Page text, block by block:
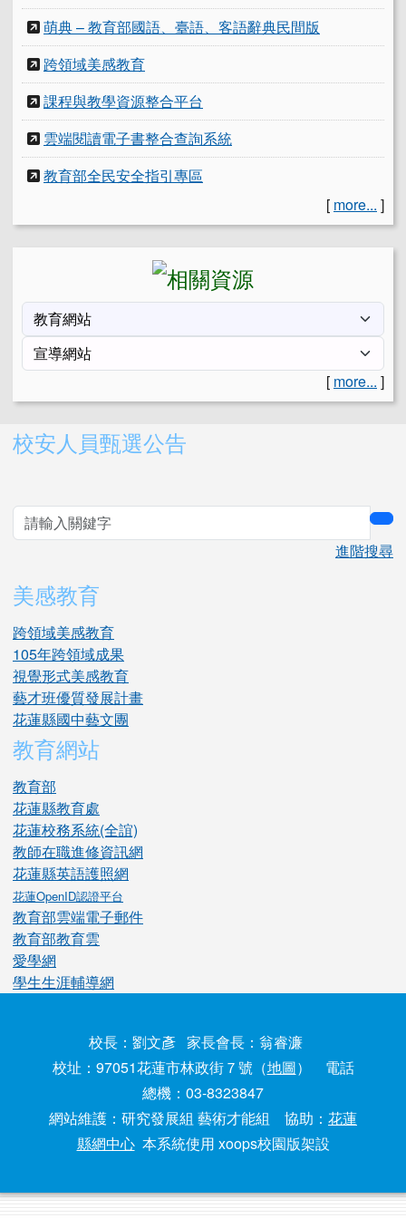
萌典 – 教育部國語、臺語、客語辭典民間版
跨領域美感教育
課程與教學資源整合平台
雲端閱讀電子書整合查詢系統
教育部全民安全指引專區
[ more... ]
[ more... ]
右邊區域內容
校安人員甄選公告
進階搜尋
美感教育
跨領域美感教育
105年跨領域成果
視覺形式美感教育
藝才班優質發展計畫
花蓮縣國中藝文團
教育網站
教育部
花蓮縣教育處
花蓮校務系統(全誼)
教師在職進修資訊網
花蓮縣英語護照網
花蓮OpenID認證平台
教育部雲端電子郵件
教育部教育雲
愛學網
學生生涯輔導網
校長：劉文彥 家長會長：翁睿濂
校址：97051花蓮市林政街７號（地圖） 電話
總機：03-8323847
網站維護：研究發展組 藝術才能組 協助： 花蓮
縣網中心本系統使用 xoops校園版架設